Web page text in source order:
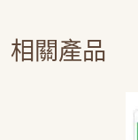
相關產品